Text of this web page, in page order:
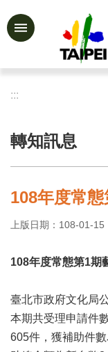
跳到主要內容區塊
進
告
訊
認
文
業
務
:::
轉知訊息
108年度常
上版日期：108-01-15
108年度常態第1期
臺北市政府文化局
本期共受理申請件
605件，獲補助件